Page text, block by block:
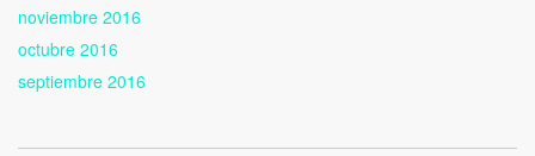
noviembre 2016
octubre 2016
septiembre 2016